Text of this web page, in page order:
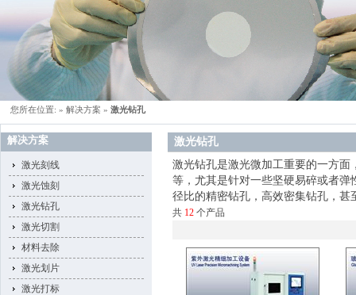
您所在位置: » 解决方案 » 激光钻孔
解决方案
激光刻线
激光蚀刻
激光钻孔
激光切割
材料去除
激光划片
激光打标
激光钻孔
激光钻孔是激光微加工重要的一方
等，尤其是针对一些坚硬易碎或者
径比的精密钻孔，高效密集钻孔，甚
共 12 个产品